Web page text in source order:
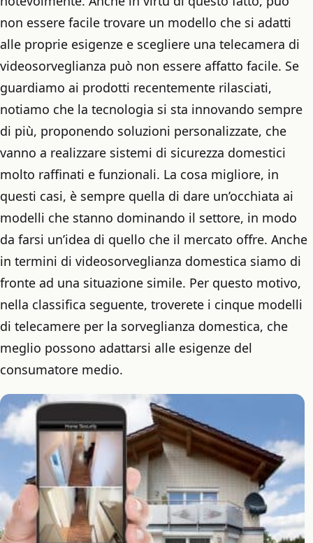
non essere facile trovare un modello che si adatti
alle proprie esigenze e scegliere una telecamera di
videosorveglianza può non essere affatto facile. Se
guardiamo ai prodotti recentemente rilasciati,
notiamo che la tecnologia si sta innovando sempre
di più, proponendo soluzioni personalizzate, che
vanno a realizzare sistemi di sicurezza domestici
molto raffinati e funzionali. La cosa migliore, in
questi casi, è sempre quella di dare un’occhiata ai
modelli che stanno dominando il settore, in modo
da farsi un’idea di quello che il mercato offre. Anche
in termini di videosorveglianza domestica siamo di
fronte ad una situazione simile. Per questo motivo,
nella classifica seguente, troverete i cinque modelli
di telecamere per la sorveglianza domestica, che
meglio possono adattarsi alle esigenze del
consumatore medio.